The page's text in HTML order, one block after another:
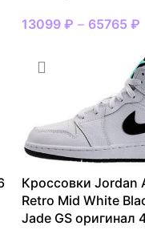
13099₽ – 65765₽
Кроссовки Jordan
Retro Mid White
Jade GS оригинал